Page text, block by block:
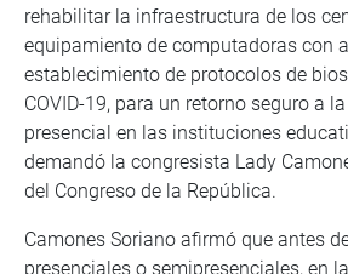
rehabilitar la infraestructura de los
equipamiento de computadoras con
establecimiento de protocolos de
COVID-19, para un retorno seguro a
presencial en las instituciones
demandó la congresista Lady
del Congreso de la República.
Camones Soriano afirmó que antes
presenciales o semipresenciales, en